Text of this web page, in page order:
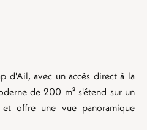
d'Ail, avec un accès direct à la
de 200 m² s'étend sur un
offre une vue panoramique